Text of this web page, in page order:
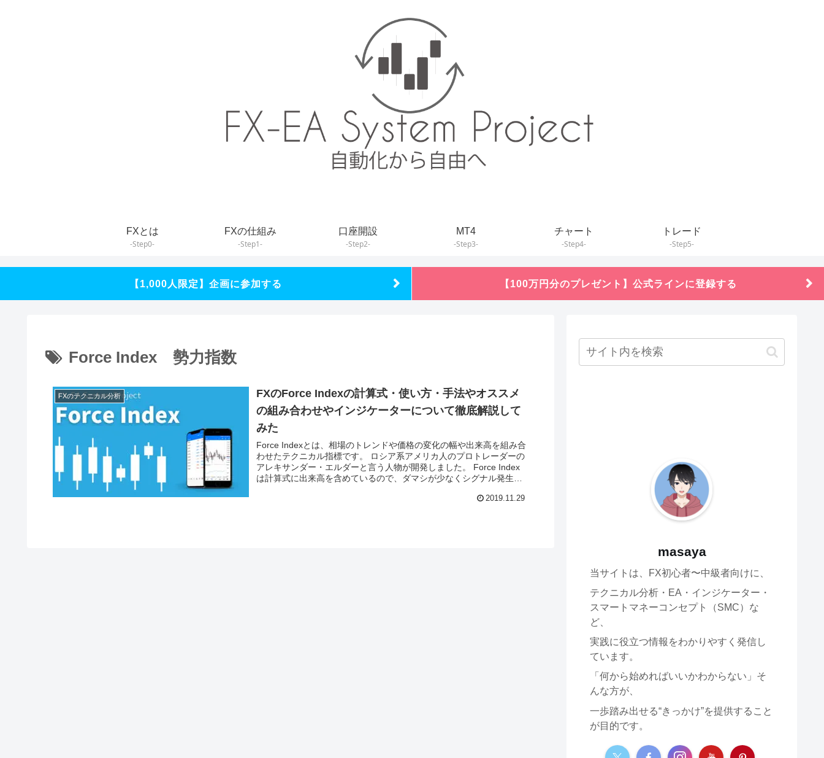
FXとは
-Step0-
FXの仕組み
-Step1-
口座開設
-Step2-
MT4
-Step3-
チャート
-Step4-
トレード
-Step5-
【1,000人限定】企画に参加する 【100万円分のプレゼント】公式ラインに登録する
Force Index 勢力指数
FXのテクニカル分析
FXのForce Indexの計算式・使い方・手法やオススメ
の組み合わせやインジケーターについて徹底解説して
みた
Force Indexとは、相場のトレンドや価格の変化の幅や出来高を組み合
わせたテクニカル指標です。 ロシア系アメリカ人のプロトレーダーの
アレキサンダー・エルダーと言う人物が開発しました。 Force Index
は計算式に出来高を含めているので、ダマシが少なくシグナル発生が
す。 FXのForce Indexの計算式・使い方・手法やオススメの組み合わ
2019.11.29
masaya
当サイトは、FX初心者〜中級者向けに、
テクニカル分析・EA・インジケーター・
スマートマネーコンセプト（SMC）な
ど、
実践に役立つ情報をわかりやすく発信し
ています。
「何から始めればいいかわからない」そ
んな方が、
一歩踏み出せる“きっかけ”を提供すること
が目的です。